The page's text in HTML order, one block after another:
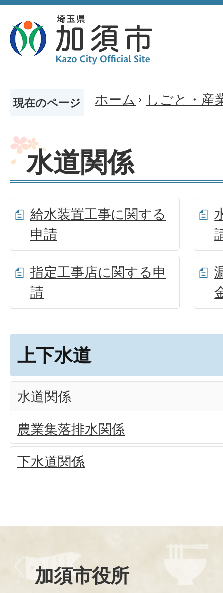
現在のページ ホーム しごと・産
水道関係
給水装置工事に関する
申請
指定工事店に関する申
請
上下水道
水道関係
農業集落排水関係
下水道関係
加須市役所